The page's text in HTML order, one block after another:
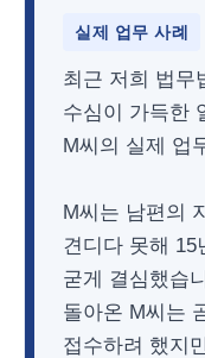
실제 업무 사례
최근 저희 법무
수심이 가득한
M씨의 실제 업
M씨는 남편의
견디다 못해 15
굳게 결심했습
돌아온 M씨는
접수하려 했지